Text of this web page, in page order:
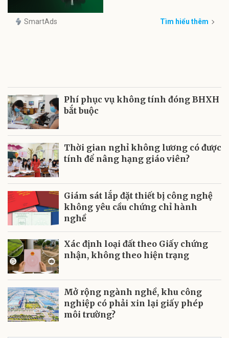
SmartAds Tìm hiểu thêm
Phí phục vụ không tính đóng BHXH
bắt buộc
Thời gian nghỉ không lương có được
tính để nâng hạng giáo viên?
Giám sát lắp đặt thiết bị công nghệ
không yêu cầu chứng chỉ hành
nghề
Xác định loại đất theo Giấy chứng
nhận, không theo hiện trạng
Mở rộng ngành nghề, khu công
nghiệp có phải xin lại giấy phép
môi trường?